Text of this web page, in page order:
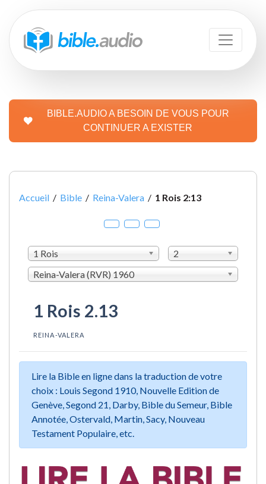
BIBLE.AUDIO A BESOIN DE VOUS POUR
CONTINUER A EXISTER
Accueil / Bible / Reina-Valera / 1 Rois 2:13
1 Rois
2
Reina-Valera (RVR) 1960
1 Rois 2.13
REINA-VALERA
Lire la Bible en ligne dans la traduction de votre
choix : Louis Segond 1910, Nouvelle Edition de
Genève, Segond 21, Darby, Bible du Semeur, Bible
Annotée, Ostervald, Martin, Sacy, Nouveau
Testament Populaire, etc.